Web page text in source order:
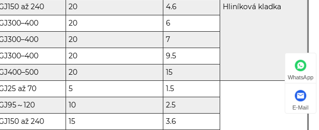
Hliníková kladka
až 240 20
4.6
20
6
20
7
20
9.5
20
15
až 70 5 1.5
～120 10
2.5
až 240 15
3.6
WhatsApp
E-Mail